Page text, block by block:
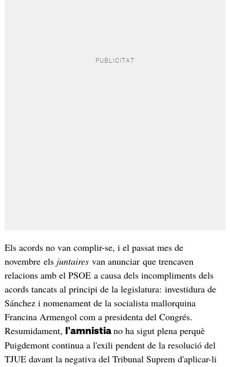
Els acords no van complir-se, i el passat mes de
novembre els juntairesvan anunciar que trencaven
relacions amb el PSOE a causa dels incompliments dels
acords tancats al principi de la legislatura: investidura de
Sánchez i nomenament de la socialista mallorquina
Francina Armengol com a presidenta del Congrés.
Resumidament,
l'amnistia no ha sigut plena perquè
Puigdemont continua a l'exili pendent de la resolució del
TJUE davant la negativa del Tribunal Suprem d'aplicar-li